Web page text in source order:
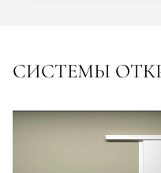
СИСТЕМЫ